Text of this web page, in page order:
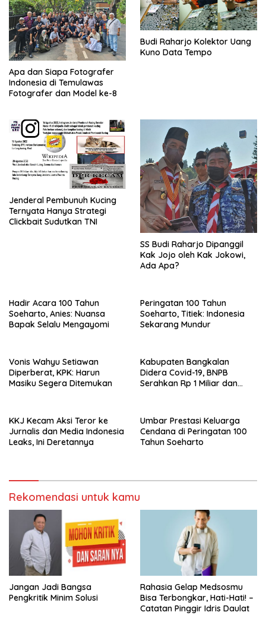
Apa dan Siapa Fotografer
Indonesia di Temulawas
Fotografer dan Model ke-8
Budi Raharjo Kolektor Uang
Kuno Data Tempo
Jenderal Pembunuh Kucing
Ternyata Hanya Strategi
Clickbait Sudutkan TNI
SS Budi Raharjo Dipanggil
Kak Jojo oleh Kak Jokowi,
Ada Apa?
Hadir Acara 100 Tahun
Soeharto, Anies: Nuansa
Bapak Selalu Mengayomi
Peringatan 100 Tahun
Soeharto, Titiek: Indonesia
Sekarang Mundur
Vonis Wahyu Setiawan
Diperberat, KPK: Harun
Masiku Segera Ditemukan
Kabupaten Bangkalan
Didera Covid-19, BNPB
Serahkan Rp 1 Miliar dan
KKJ Kecam Aksi Teror ke
Jurnalis dan Media Indonesia
Leaks, Ini Deretannya
Umbar Prestasi Keluarga
Cendana di Peringatan 100
Tahun Soeharto
Rekomendasi untuk kamu
Jangan Jadi Bangsa
Pengkritik Minim Solusi
Rahasia Gelap Medsosmu
Bisa Terbongkar, Hati-Hati! –
Catatan Pinggir Idris Daulat